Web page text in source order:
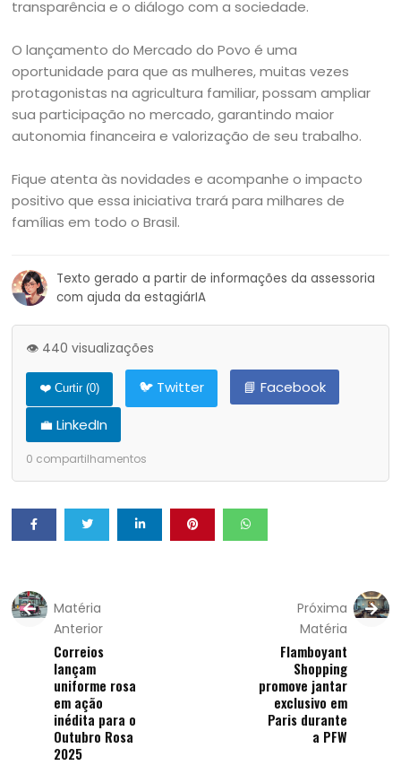
transparência e o diálogo com a sociedade.
O lançamento do Mercado do Povo é uma
oportunidade para que as mulheres, muitas vezes
protagonistas na agricultura familiar, possam ampliar
sua participação no mercado, garantindo maior
autonomia financeira e valorização de seu trabalho.
Fique atenta às novidades e acompanhe o impacto
positivo que essa iniciativa trará para milhares de
famílias em todo o Brasil.
Texto gerado a partir de informações da assessoria
com ajuda da estagiárIA
👁️ 440 visualizações
❤️ Curtir (0) 🐦 Twitter
📘 Facebook
💼 LinkedIn
0 compartilhamentos
Matéria
Anterior
Correios
lançam
uniforme rosa
em ação
inédita para o
Outubro Rosa
2025
Próxima
Matéria
Flamboyant
Shopping
promove jantar
exclusivo em
Paris durante
a PFW